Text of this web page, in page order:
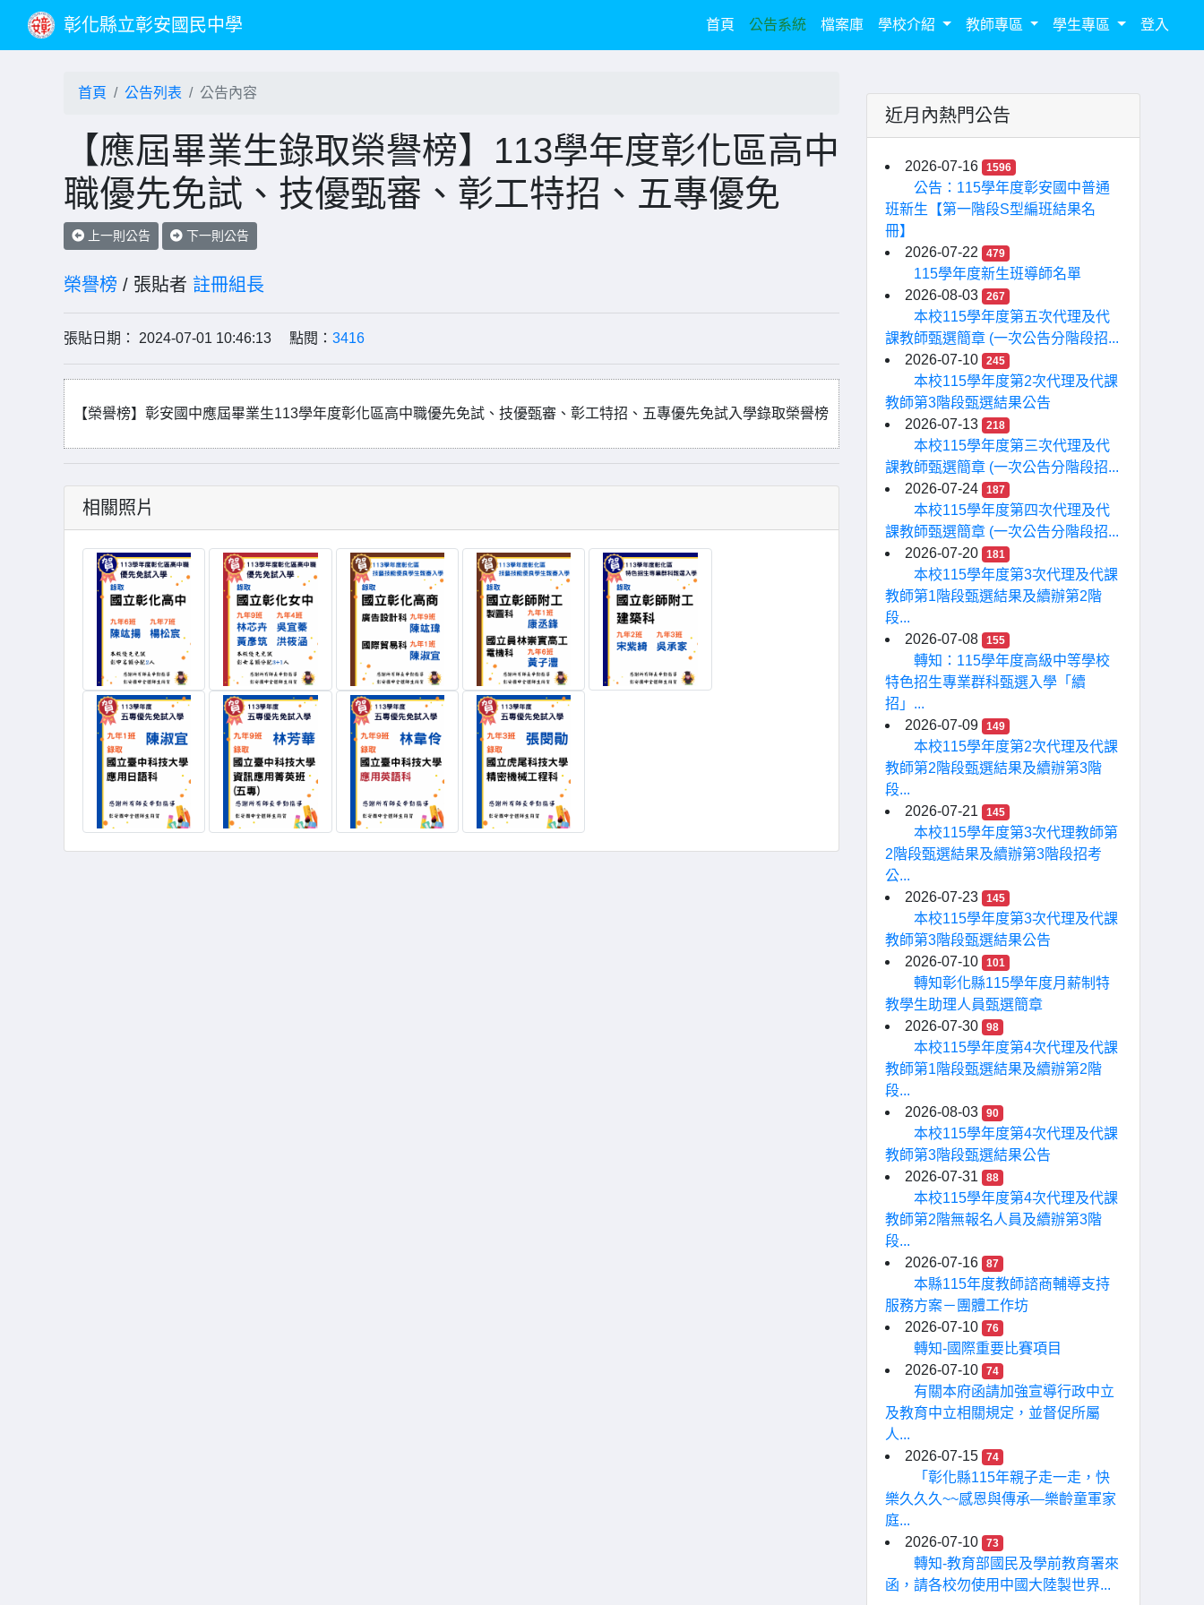
彰化縣立彰安國民中學 首頁(current)
公告系統 檔案庫 學校介紹 教師專區 學生專區 登入
首頁 公告列表 公告內容
【應屆畢業生錄取榮譽榜】113學年度彰化區高中
職優先免試、技優甄審、彰工特招、五專優免
上一則公告 下一則公告
榮譽榜 / 張貼者 註冊組長
張貼日期： 2024-07-01 10:46:13 點閱： 3416
【榮譽榜】彰安國中應屆畢業生113學年度彰化區高中職優先免試、技優甄審、彰工特招、五專優先免試入學錄取榮譽榜
相關照片
近月內熱門公告
2026-07-16 1596
公告：115學年度彰安國中普通
班新生【第一階段S型編班結果名
冊】
2026-07-22
479
115學年度新生班導師名單
2026-08-03
267
本校115學年度第五次代理及代
課教師甄選簡章 (一次公告分階段招...
2026-07-10
245
本校115學年度第2次代理及代課
教師第3階段甄選結果公告
2026-07-13
218
本校115學年度第三次代理及代
課教師甄選簡章 (一次公告分階段招...
2026-07-24
187
本校115學年度第四次代理及代
課教師甄選簡章 (一次公告分階段招...
2026-07-20
181
本校115學年度第3次代理及代課
教師第1階段甄選結果及續辦第2階
段...
2026-07-08
155
轉知：115學年度高級中等學校
特色招生專業群科甄選入學「續
招」...
2026-07-09
149
本校115學年度第2次代理及代課
教師第2階段甄選結果及續辦第3階
段...
2026-07-21
145
本校115學年度第3次代理教師第
2階段甄選結果及續辦第3階段招考
公...
2026-07-23
145
本校115學年度第3次代理及代課
教師第3階段甄選結果公告
2026-07-10
101
轉知彰化縣115學年度月薪制特
教學生助理人員甄選簡章
2026-07-30
98
本校115學年度第4次代理及代課
教師第1階段甄選結果及續辦第2階
段...
2026-08-03
90
本校115學年度第4次代理及代課
教師第3階段甄選結果公告
2026-07-31
88
本校115學年度第4次代理及代課
教師第2階無報名人員及續辦第3階
段...
2026-07-16
87
本縣115年度教師諮商輔導支持
服務方案－團體工作坊
2026-07-10
76
轉知-國際重要比賽項目
2026-07-10
74
有關本府函請加強宣導行政中立
及教育中立相關規定，並督促所屬
人...
2026-07-15
74
「彰化縣115年親子走一走，快
樂久久久~~感恩與傳承—樂齡童軍家
庭...
2026-07-10
73
轉知-教育部國民及學前教育署來
函，請各校勿使用中國大陸製世界...